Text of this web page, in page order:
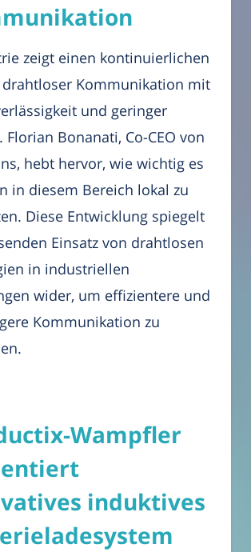
zeigt einen kontinuierlichen
drahtloser Kommunikation mit
und geringer
Florian Bonanati, Co-CEO von
hebt hervor, wie wichtig es
in diesem Bereich lokal zu
Diese Entwicklung spiegelt
Einsatz von drahtlosen
in industriellen
wider, um effizientere und
Kommunikation zu
Wampfler
induktives